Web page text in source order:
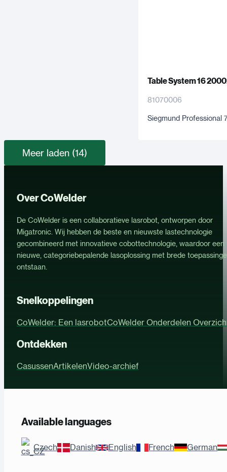
Table System 16
81070006
Siegmund Professional
Meer laden (14)
Over CoWelder
De CoWelder is een collaboratieve lasrobot, ontworpen door
Migatronic. Wij hebben de beste en nieuwste lastechnologie
gecombineerd met innovatieve cobottechnologie, waardoor een
nieuwe, categoriebepalende lasoplossing met brede
ontstaan.
Snelkoppelingen
CoWelder: Een lasrobotCoWelder Onderdelen
Ontdekken
CasussenArtikelenVideo-archief
Available languages
Czech Danish English French German